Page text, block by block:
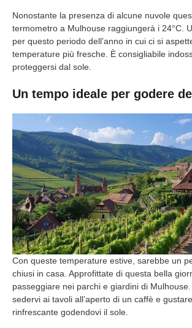
Nonostante la presenza di alcune nuvole
termometro a Mulhouse raggiungerà i 24°C.
per questo periodo dell’anno in cui ci si
temperature più fresche. È consigliabile
proteggersi dal sole.
Un tempo ideale per godere
Con queste temperature estive, sarebbe un
chiusi in casa. Approfittate di questa bella
passeggiare nei parchi e giardini di
sedervi ai tavoli all’aperto di un caffè e
rinfrescante godendovi il sole.